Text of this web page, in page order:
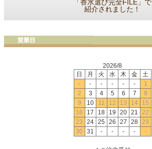
「香水選び完全FILE」で
紹介されました！
2026/8
日
月 火 水 木 金
土
-
- - - - -
1
2
3 4 5 6 7
8
9
10 11 12 13 14
15
16
17 18 19 20 21
22
23
24 25 26 27 28 29
30
31 - - - - -